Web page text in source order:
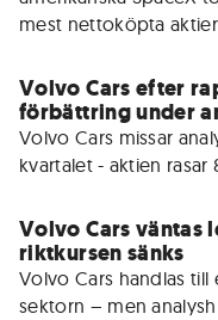
mest nettoköpta
Volvo Cars efter
förbättring under
Volvo Cars missar
kvartalet - aktien
Volvo Cars väntas
riktkursen sänks
Volvo Cars handlas
sektorn – men